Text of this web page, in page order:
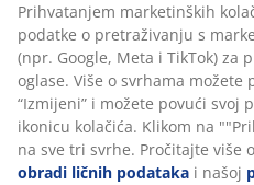
Prihvatanjem marketinških
podatke o pretraživanju s
(npr. Google, Meta i TikTok) za
oglase. Više o svrhama
“Izmijeni” i možete povući svoj
ikonicu kolačića. Klikom na
na sve tri svrhe. Pročitajte više o
obradi ličnih podataka i našoj